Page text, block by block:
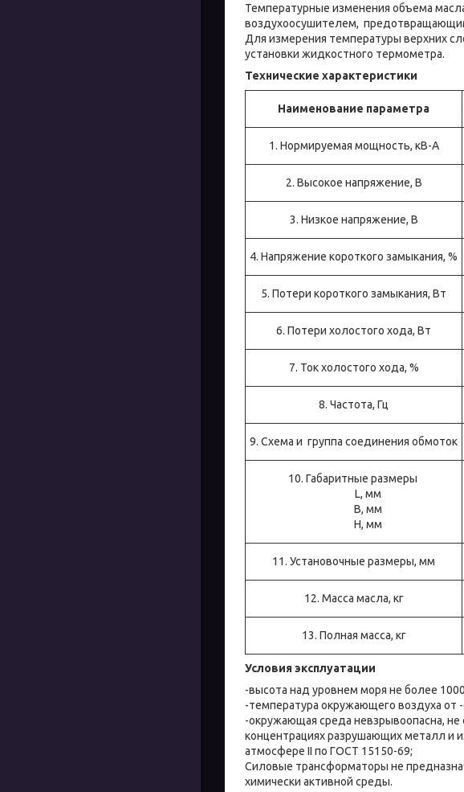
Температурные изменения объема
воздухоосушителем,
Для измерения температуры верхних
установки жидкостного термометра.
Технические характеристики
Наименование параметра
1. Нормируемая мощность, кВ-А
2. Высокое напряжение, В
3. Низкое напряжение, В
4. Напряжение короткого замыкания, %
5. Потери короткого замыкания, Вт
6. Потери холостого хода, Вт
7. Ток холостого хода, %
8. Частота, Гц
9. Схема и группа соединения обмоток
10. Габаритные размеры
L, мм
B, мм
H, мм
11. Установочные размеры, мм
12. Масса масла, кг
13. Полная масса, кг
Условия эксплуатации
-высота над уровнем моря не более
-температура окружающего воздуха от
-окружающая среда невзрывоопасна,
концентрациях разрушающих металл и
атмосфере II по ГОСТ 15150-69;
Силовые трансформаторы не
химически активной среды.